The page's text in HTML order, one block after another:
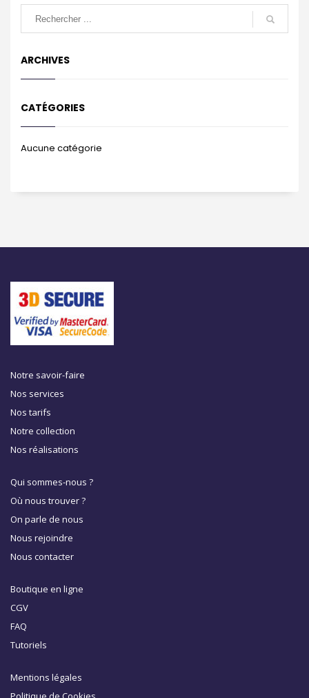
ARCHIVES
CATÉGORIES
Aucune catégorie
Notre savoir-faire
Nos services
Nos tarifs
Notre collection
Nos réalisations
Qui sommes-nous ?
Où nous trouver ?
On parle de nous
Nous rejoindre
Nous contacter
Boutique en ligne
CGV
FAQ
Tutoriels
Mentions légales